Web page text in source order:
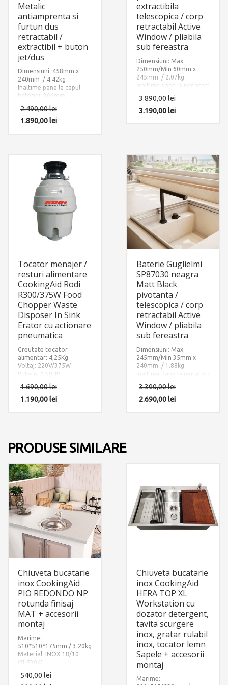
Metalic
antiamprenta si
furtun dus
retractabil /
extractibil + buton
jet/dus
Dimensiuni: 458mm x
240mm / 4.42kg
Inaltime pana la capul
bateriei: 306mm.
Accesorii instalare
incluse: 2 x furtun
alimentare apa
2.490,00lei
1.890,00lei
extractibila
telescopica / corp
retractabil Active
Window / pliabila
sub fereastra
Dimensiuni: Max
250mm/Min 60mm x
245mm / 2.07kg
Inaltime pana la perlator:
Finisaj: Negru Mat.
Accesorii instalare
interconectare cu corpul
bateriei.
3.890,00lei
3.190,00lei
Tocator menajer /
resturi alimentare
CookingAid Rodi
R300/375W Food
Chopper Waste
Disposer In Sink
Erator cu actionare
pneumatica
Greutate tocator
alimentar: 4,25Kg
Voltaj: 220V/375W
Putere: 0.50HP
Sistem de tocare din otel
inoxidabil
1.690,00lei
1.190,00lei
Baterie Guglielmi
SP87030 neagra
Matt Black
pivotanta /
telescopica / corp
retractabil Active
Window / pliabila
sub fereastra
Dimensiuni: Max
245mm/Min 35mm x
240mm / 1.88kg
Inaltime pana la perlator:
Finisaj: Negru Mat.
Accesorii instalare
3.390,00lei
2.690,00lei
PRODUSE SIMILARE
Chiuveta bucatarie
inox CookingAid
PIO REDONDO NP
rotunda finisaj
MAT + accesorii
montaj
Marime:
510*510*175mm / 3.20kg
Material: INOX 18/10
(SUS304)
Componente:
CookingAid Pio Redondo
540,00lei
Chiuveta bucatarie
inox CookingAid
HERA TOP XL
Workstation cu
dozator detergent,
tavita scurgere
inox, gratar rulabil
inox, tocator lemn
Sapele + accesorii
montaj
Marime: